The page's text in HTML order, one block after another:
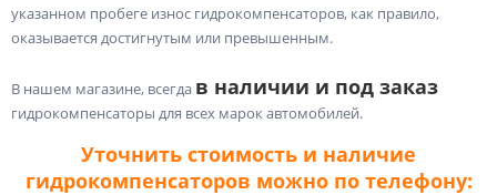
указанном пробеге износ гидрокомпенсаторов, как правило,
оказывается достигнутым или превышенным.
В нашем магазине, всегда в наличии и под заказ
гидрокомпенсаторы для всех марок автомобилей.
Уточнить стоимость и наличие
гидрокомпенсаторов можно по телефону: